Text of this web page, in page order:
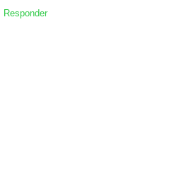
Responder